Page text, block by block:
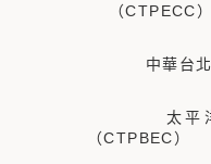
（CTPECC）
中華台
太平洋盆
（CTPBEC）